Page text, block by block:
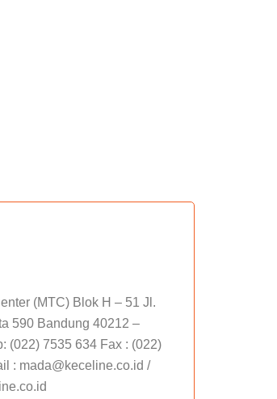
(MTC) Blok H – 51 Jl.
590 Bandung 40212 –
(022) 7535 634 Fax : (022)
: mada@keceline.co.id /